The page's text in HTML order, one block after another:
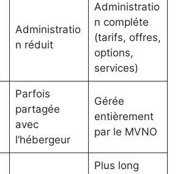
Administratio
n réduit
Administratio
n compléte
(tarifs, offres,
options,
services)
Parfois
partagée
avec
l’hébergeur
Gérée
entièrement
par le MVNO
Plus long